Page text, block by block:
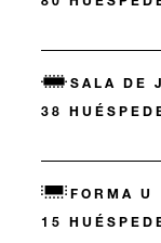
SALA DE
38
FORMA U
15